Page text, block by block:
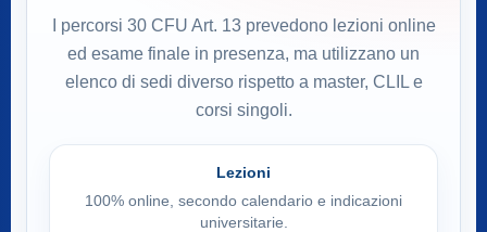
I percorsi 30 CFU Art. 13 prevedono lezioni online
ed esame finale in presenza, ma utilizzano un
elenco di sedi diverso rispetto a master, CLIL e
corsi singoli.
Lezioni
100% online, secondo calendario e indicazioni
universitarie.